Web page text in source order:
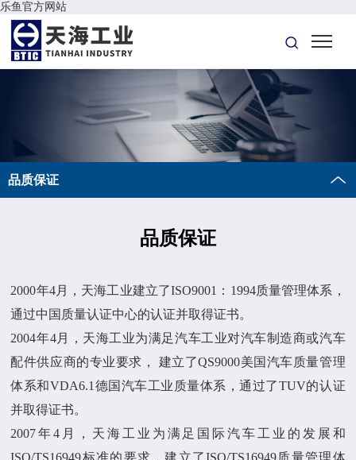
乐鱼官方网站
品质保证
品质保证
2000年4月，天海工业建立了ISO9001：1994质量管理体系，
通过中国质量认证中心的认证并取得证书。
2004年4月，天海工业为满足汽车工业对汽车制造商或汽车
配件供应商的专业要求， 建立了QS9000美国汽车质量管理
体系和VDA6.1德国汽车工业质量体系，通过了TUV的认证
并取得证书。
2007年4月，天海工业为满足国际汽车工业的发展和
ISO/TS16949标准的要求，建立了ISO/TS16949质量管理体